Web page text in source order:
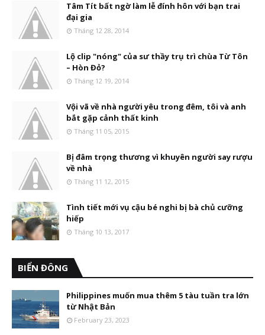
Tâm Tít bất ngờ làm lễ đính hôn với bạn trai
đại gia
Tháng 12 28, 2014
Lộ clip "nóng" của sư thầy trụ trì chùa Từ Tôn
– Hòn Đỏ?
Tháng 12 19, 2014
Vội vã về nhà người yêu trong đêm, tôi và anh
bắt gặp cảnh thất kinh
Tháng 11 05, 2015
Bị đâm trọng thương vì khuyên người say rượu
về nhà
Tháng 11 12, 2015
Tình tiết mới vụ cậu bé nghi bị bà chủ cưỡng
hiếp
Tháng 10 13, 2017
BIỂN ĐÔNG
Philippines muốn mua thêm 5 tàu tuần tra lớn
từ Nhật Bản
February 23, 2023